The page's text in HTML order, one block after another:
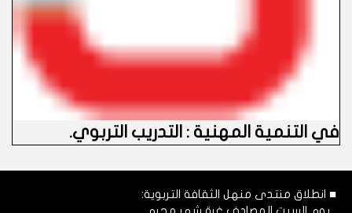
في التنمية المهنية : التدريب التربوي.
■ انطلاق منتدى منهل الثقافة التربوية:
يوم السبت المصادف غرة شهر محرم